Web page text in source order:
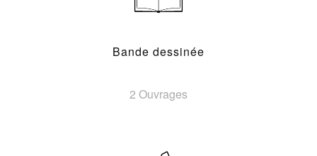
Bande dessinée
2 Ouvrages